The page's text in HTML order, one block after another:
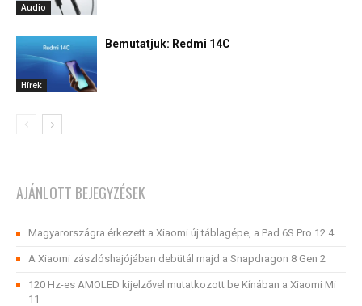
Audio
Hírek
Bemutatjuk: Redmi 14C
AJÁNLOTT BEJEGYZÉSEK
Magyarországra érkezett a Xiaomi új táblagépe, a Pad 6S Pro 12.4
A Xiaomi zászlóshajójában debütál majd a Snapdragon 8 Gen 2
120 Hz-es AMOLED kijelzővel mutatkozott be Kínában a Xiaomi Mi
11